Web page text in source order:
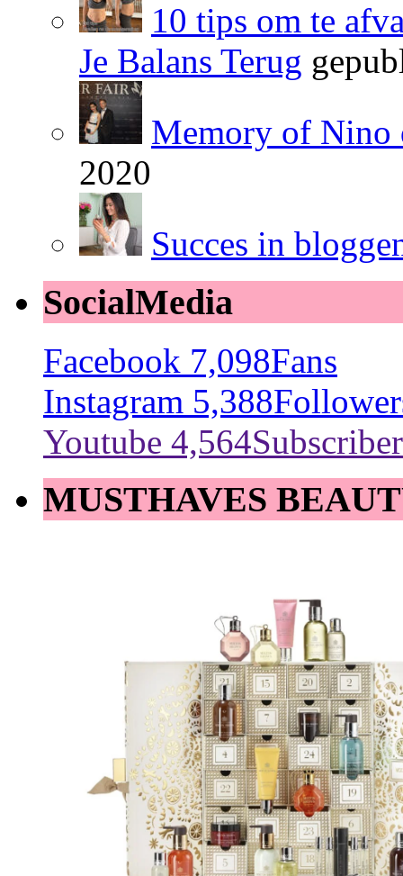
10 tips om te
Je Balans Terug
Memory of Nino
2020
Succes in
SocialMedia
Facebook 7,098Fans
Instagram 5,388
Youtube 4,564Subscriber
MUSTHAVES